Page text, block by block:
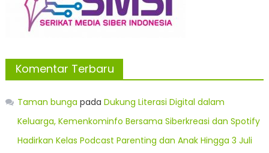
Komentar Terbaru
Taman bunga pada Dukung Literasi Digital dalam
Keluarga, Kemenkominfo Bersama Siberkreasi dan Spotify
Hadirkan Kelas Podcast Parenting dan Anak Hingga 3 Juli